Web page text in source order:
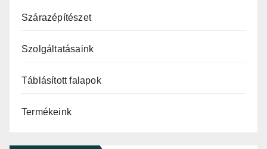
Szárazépítészet
Szolgáltatásaink
Táblásított falapok
Termékeink